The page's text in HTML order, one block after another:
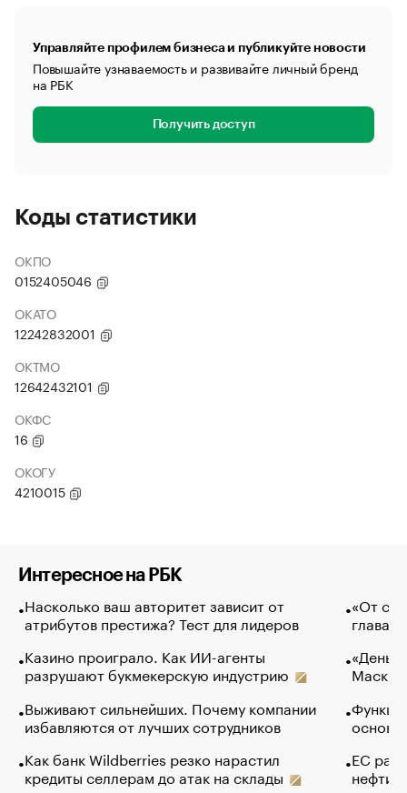
Управляйте профилем бизнеса и публикуйте новости
Повышайте узнаваемость и развивайте личный бренд
на РБК
Получить доступ
Коды статистики
ОКПО
0152405046
ОКАТО
12242832001
ОКТМО
12642432101
ОКФС
16
ОКОГУ
4210015
Интересное на РБК
Насколько ваш авторитет зависит от
атрибутов престижа? Тест для лидеров
Казино проиграло. Как ИИ-агенты
разрушают букмекерскую индустрию
Выживают сильнейших. Почему компании
избавляются от лучших сотрудников
Как банк Wildberries резко нарастил
кредиты селлерам до атак на склады
«От
глава
Маск в
основ
ЕС
нефти